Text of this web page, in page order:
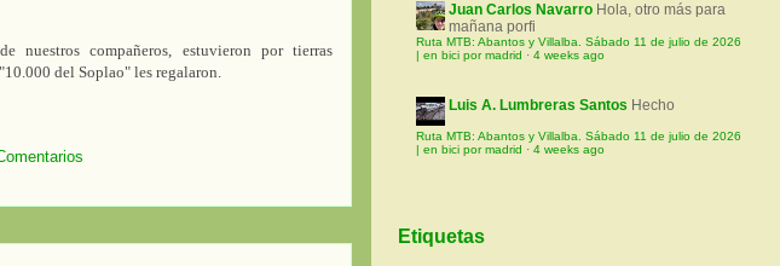
nuestros compañeros, estuvieron por tierras
del Soplao" les regalaron.
Juan Carlos Navarro Hola, otro más para
mañana porfi
Ruta MTB: Abantos y Villalba. Sábado 11 de julio de 2026
| en bici por madrid · 4 weeks ago
Luis A. Lumbreras Santos Hecho
Ruta MTB: Abantos y Villalba. Sábado 11 de julio de 2026
| en bici por madrid · 4 weeks ago
Etiquetas